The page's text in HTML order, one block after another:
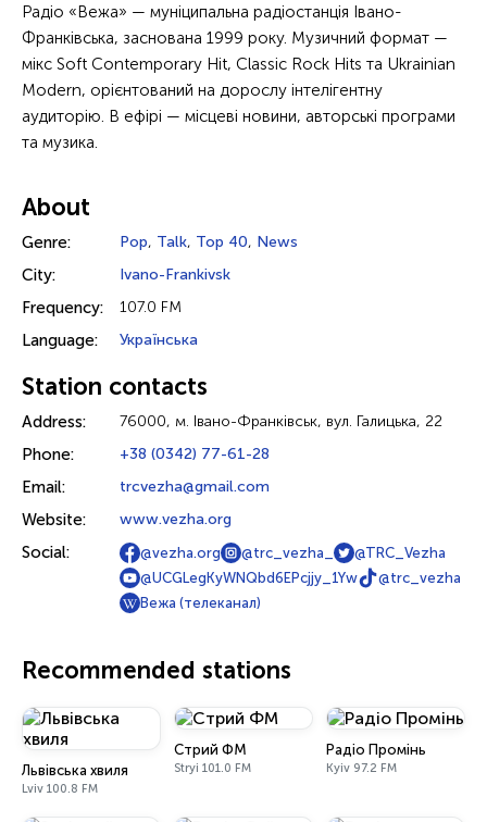
Радіо «Вежа» — муніципальна радіостанція Івано-
Франківська, заснована 1999 року. Музичний формат —
мікс Soft Contemporary Hit, Classic Rock Hits та Ukrainian
Modern, орієнтований на дорослу інтелігентну
аудиторію. В ефірі — місцеві новини, авторські програми
та музика.
About
Genre: Pop, Talk, Top 40, News
City: Ivano-Frankivsk
Frequency: 107.0 FM
Language: Українська
Station contacts
Address: 76000, м. Івано-Франківськ, вул. Галицька, 22
Phone: +38 (0342) 77-61-28
Email: trcvezha@gmail.com
Website: www.vezha.org
Social: @vezha.org @trc_vezha_
@TRC_Vezha
@UCGLegKyWNQbd6EPcjjy_1Yw
@trc_vezha
Вежа (телеканал)
Recommended stations
Львівська хвиля
Lviv 100.8 FM
Стрий ФМ
Stryi 101.0 FM
Радіо Промінь
Kyiv 97.2 FM